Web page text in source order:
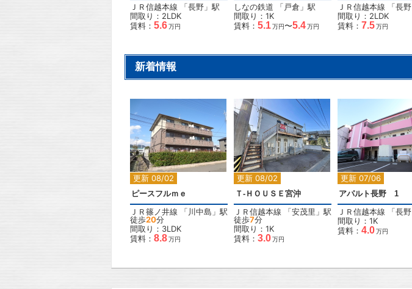
ＪＲ信越本線 「長野 」駅
間取り：2LDK
賃料： 5.6万円
しなの鉄道 「戸倉 」駅
間取り：1K
賃料： 5.1万円〜5.4万円
ＪＲ信越本線 「長野
間取り：2LDK
賃料： 7.5万円
新着情報
更新 08/02
2
ピースフルｍｅ
ＪＲ篠ノ井線 「川中島 」駅
徒歩20分
間取り：3LDK
賃料： 8.8万円
更新 08/02
2
Ｔ-ＨＯＵＳＥ宮沖
ＪＲ信越本線 「安茂里 」駅
徒歩7分
間取り：1K
賃料： 3.0万円
更新 07/06
2
アパルト長野 1
ＪＲ信越本線 「長野
間取り：1K
賃料： 4.0万円